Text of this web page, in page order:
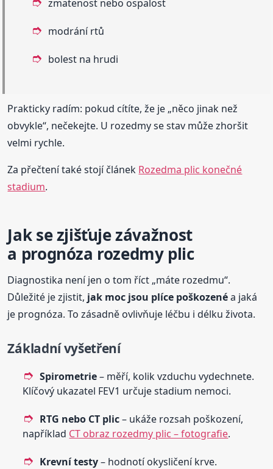
zmatenost nebo ospalost
modrání rtů
bolest na hrudi
Prakticky radím: pokud cítíte, že je „něco jinak než
obvykle“, nečekejte. U rozedmy se stav může zhoršit
velmi rychle.
Za přečtení také stojí článek Rozedma plic konečné
stadium.
Jak se zjišťuje závažnost
a prognóza rozedmy plic
Diagnostika není jen o tom říct „máte rozedmu“.
Důležité je zjistit, jak moc jsou plíce poškozenéa jaká
je prognóza. To zásadně ovlivňuje léčbu i délku života.
Základní vyšetření
Spirometrie– měří, kolik vzduchu vydechnete.
Klíčový ukazatel FEV1 určuje stadium nemoci.
RTG nebo CT plic– ukáže rozsah poškození,
například CT obraz rozedmy plic – fotografie.
Krevní testy– hodnotí okysličení krve.